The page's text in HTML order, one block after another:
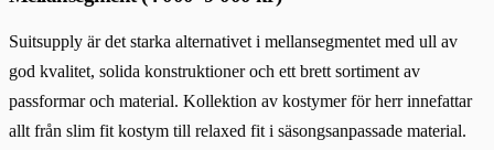
Suitsupply är det starka alternativet i mellansegmentet med ull av
god kvalitet, solida konstruktioner och ett brett sortiment av
passformar och material. Kollektion av kostymer för herr innefattar
allt från slim fit kostym till relaxed fit i säsongsanpassade material.